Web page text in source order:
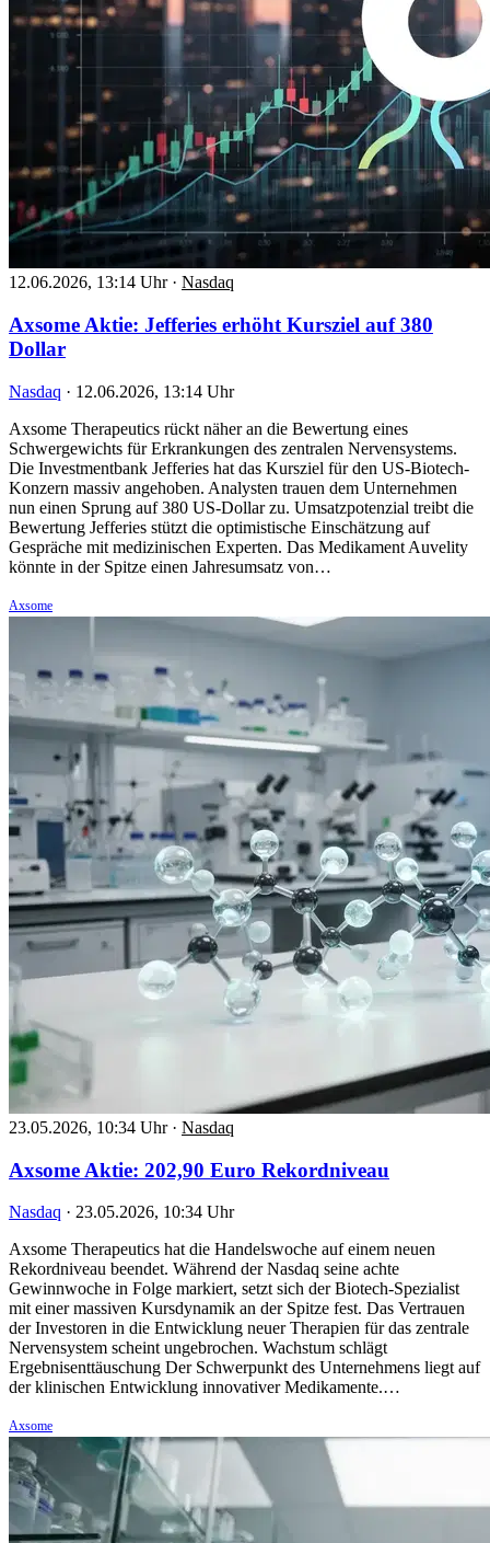
12.06.2026, 13:14 Uhr · Nasdaq
Axsome Aktie: Jefferies erhöht Kursziel auf 380
Dollar
Nasdaq · 12.06.2026, 13:14 Uhr
Axsome Therapeutics rückt näher an die Bewertung eines
Schwergewichts für Erkrankungen des zentralen Nervensystems.
Die Investmentbank Jefferies hat das Kursziel für den US-Biotech-
Konzern massiv angehoben. Analysten trauen dem Unternehmen
nun einen Sprung auf 380 US-Dollar zu. Umsatzpotenzial treibt die
Bewertung Jefferies stützt die optimistische Einschätzung auf
Gespräche mit medizinischen Experten. Das Medikament Auvelity
könnte in der Spitze einen Jahresumsatz von…
Axsome
23.05.2026, 10:34 Uhr · Nasdaq
Axsome Aktie: 202,90 Euro Rekordniveau
Nasdaq · 23.05.2026, 10:34 Uhr
Axsome Therapeutics hat die Handelswoche auf einem neuen
Rekordniveau beendet. Während der Nasdaq seine achte
Gewinnwoche in Folge markiert, setzt sich der Biotech-Spezialist
mit einer massiven Kursdynamik an der Spitze fest. Das Vertrauen
der Investoren in die Entwicklung neuer Therapien für das zentrale
Nervensystem scheint ungebrochen. Wachstum schlägt
Ergebnisenttäuschung Der Schwerpunkt des Unternehmens liegt auf
der klinischen Entwicklung innovativer Medikamente.…
Axsome